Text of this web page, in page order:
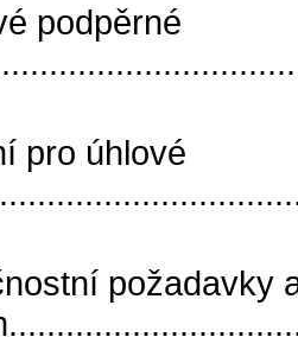
podpěrné
pro úhlové
požadavky